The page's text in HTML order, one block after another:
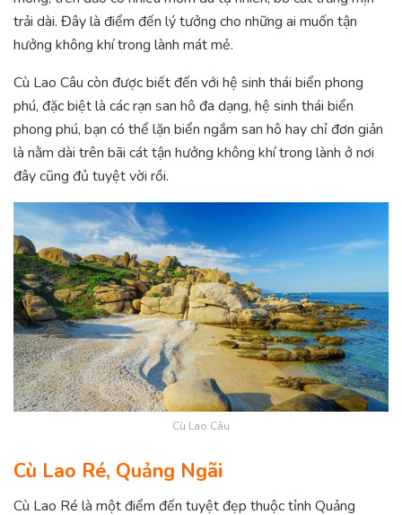
trải dài. Đây là điểm đến lý tưởng cho những ai muốn tận
hưởng không khí trong lành mát mẻ.
Cù Lao Câu còn được biết đến với hệ sinh thái biển phong
phú, đặc biệt là các rạn san hô đa dạng, hệ sinh thái biển
phong phú, bạn có thể lặn biển ngắm san hô hay chỉ đơn giản
là nằm dài trên bãi cát tận hưởng không khí trong lành ở nơi
đây cũng đủ tuyệt vời rồi.
Cù Lao Câu
Cù Lao Ré, Quảng Ngãi
Cù Lao Ré là một điểm đến tuyệt đẹp thuộc tỉnh Quảng